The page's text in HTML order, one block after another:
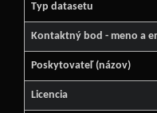
Typ datasetu
Kontaktný bod - meno a
Poskytovateľ (názov)
Licencia